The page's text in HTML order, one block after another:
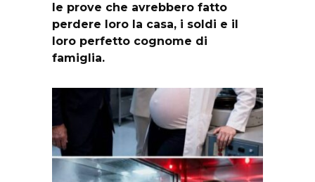
le prove che avrebbero fatto
perdere loro la casa, i soldi e il
loro perfetto cognome di
famiglia.